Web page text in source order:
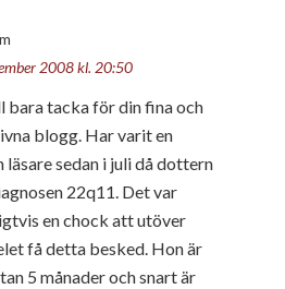
2008 kl. 20:50
bara tacka för din fina och
blogg. Har varit en
läsare sedan i juli då dottern
22q11. Det var
en chock att utöver
få detta besked. Hon är
5 månader och snart är